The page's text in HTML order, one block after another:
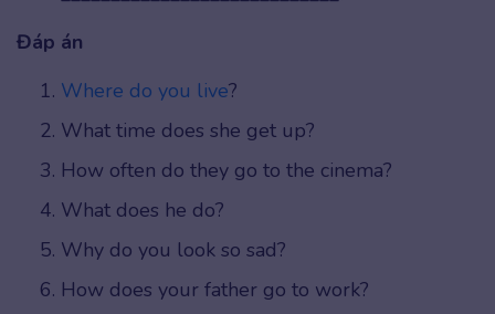
Đáp án
Where do you live?
What time does she get up?
How often do they go to the cinema?
What does he do?
Why do you look so sad?
How does your father go to work?